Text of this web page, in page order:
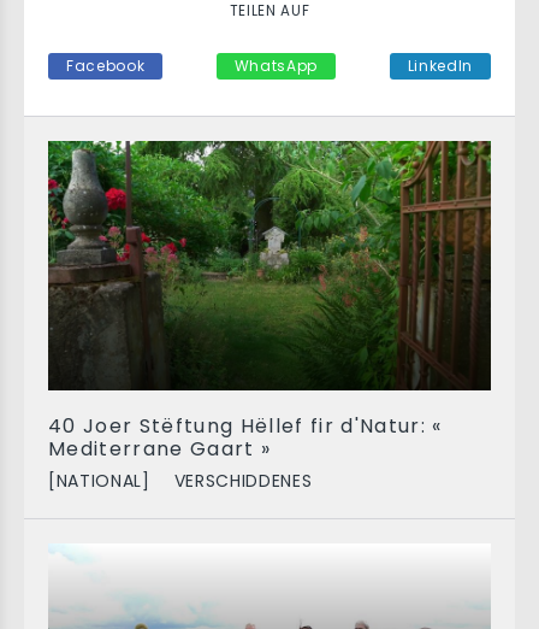
40 Joer Stëftung Hëllef fir d'Natur: «
Mediterrane Gaart »
[NATIONAL] VERSCHIDDENES
TEILEN AUF
Facebook WhatsApp LinkedIn